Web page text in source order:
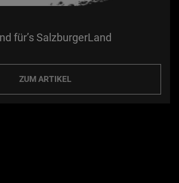
für’s SalzburgerLand
ZUM ARTIKEL